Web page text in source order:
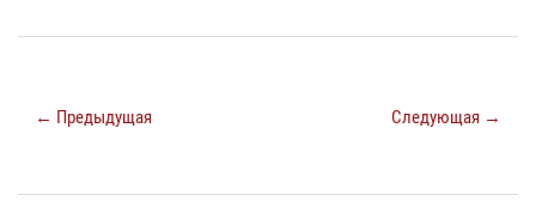
← Предыдущая Следующая →